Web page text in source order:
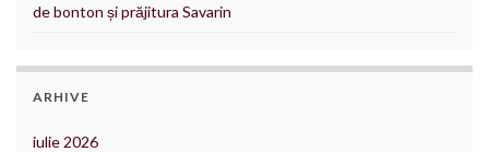
de bonton și prăjitura Savarin
ARHIVE
iulie 2026